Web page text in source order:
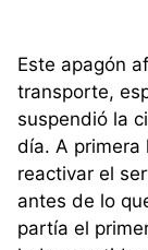
Este apagón
transporte,
suspendió la
día. A primera
reactivar el
antes de lo
partía el